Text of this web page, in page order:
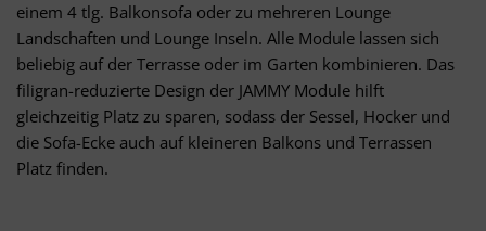
einem 4 tlg. Balkonsofa oder zu mehreren Lounge
Landschaften und Lounge Inseln. Alle Module lassen sich
beliebig auf der Terrasse oder im Garten kombinieren. Das
filigran-reduzierte Design der JAMMY Module hilft
gleichzeitig Platz zu sparen, sodass der Sessel, Hocker und
die Sofa-Ecke auch auf kleineren Balkons und Terrassen
Platz finden.